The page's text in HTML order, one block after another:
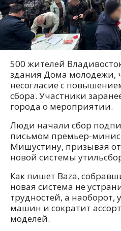
500 жителей
здания Дома молодежи,
несогласие с
сбора. Участники
города о мероприятии.
Люди начали сбор
письмом премьер-
Мишустину, призывая
новой системы
Как пишет Baza,
новая система не
трудностей, а наоборот,
машин и сократит
моделей.